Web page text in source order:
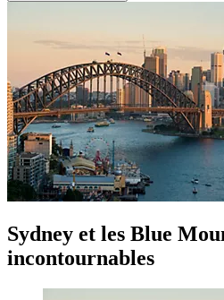
Sydney et les Blue
incontournables